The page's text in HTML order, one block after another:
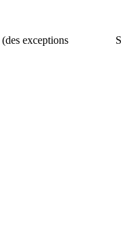
(des exceptions